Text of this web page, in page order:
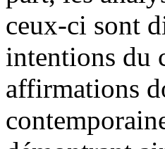
ceux-ci sont
intentions du
affirmations